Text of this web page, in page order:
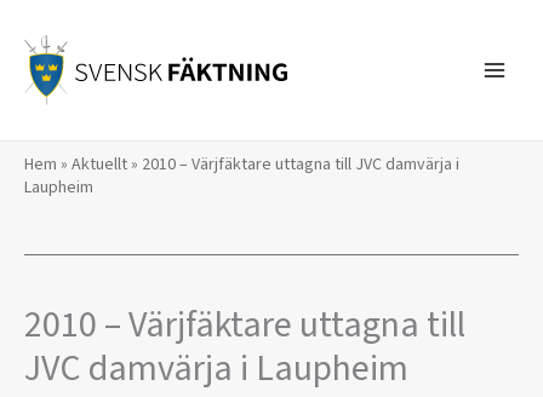
innehåll
Hem » Aktuellt» 2010 – Värjfäktare uttagna till JVC damvärja i
Laupheim
2010 – Värjfäktare uttagna till
JVC damvärja i Laupheim